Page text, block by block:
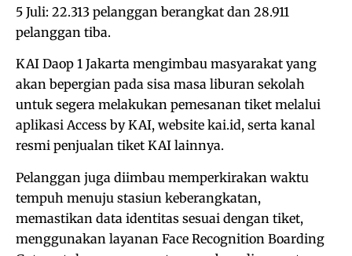
5 Juli: 22.313 pelanggan berangkat dan 28.911
pelanggan tiba.
KAI Daop 1 Jakarta mengimbau masyarakat yang
akan bepergian pada sisa masa liburan sekolah
untuk segera melakukan pemesanan tiket melalui
aplikasi Access by KAI, website kai.id, serta kanal
resmi penjualan tiket KAI lainnya.
Pelanggan juga diimbau memperkirakan waktu
tempuh menuju stasiun keberangkatan,
memastikan data identitas sesuai dengan tiket,
menggunakan layanan Face Recognition Boarding